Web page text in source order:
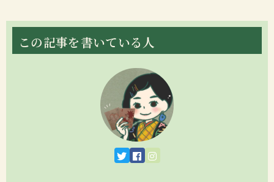
この記事を書いている人